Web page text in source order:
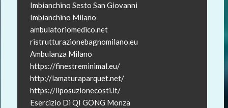
Imbianchino Sesto San Giovanni
Imbianchino Milano
ambulatoriomedico.net
ristrutturazionebagnomilano.eu
Ambulanza Milano
https://finestreminimal.eu/
http://lamaturaparquet.net/
https://liposuzionecosti.it/
Esercizio Di QI GONG Monza